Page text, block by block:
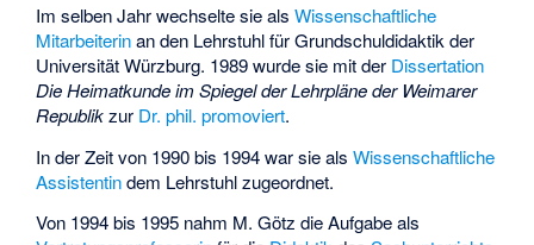
Im selben Jahr wechselte sie alsWissenschaftliche
Mitarbeiterinan den Lehrstuhl für Grundschuldidaktik der
Universität Würzburg. 1989 wurde sie mit der Dissertation
Die Heimatkunde im Spiegel der Lehrpläne der Weimarer
Republikzur Dr. phil. promoviert.
In der Zeit von 1990 bis 1994 war sie alsWissenschaftliche
Assistentindem Lehrstuhl zugeordnet.
Von 1994 bis 1995 nahm M. Götz die Aufgabe als